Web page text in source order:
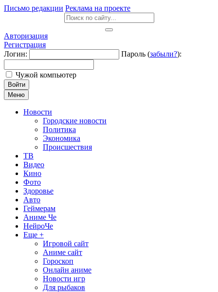
Письмо редакции Реклама на проекте
Авторизация
Регистрация
Логин:
Пароль (забыли?):
Чужой компьютер
Войти
Меню
Новости
Городские новости
Политика
Экономика
Происшествия
ТВ
Видео
Кино
Фото
Здоровье
Авто
Геймерам
Аниме Че
НейроЧе
Еще +
Игровой сайт
Аниме сайт
Гороскоп
Онлайн аниме
Новости игр
Для рыбаков